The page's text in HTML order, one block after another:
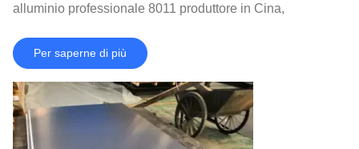
alluminio professionale 8011 produttore in Cina,
produzione di lamina in alluminio e si è accumulato più
di 20 Anni di ricca esperienza di produzione in alluminio
in alluminio e tecnologia di elaborazione qualificata.
Per saperne di più